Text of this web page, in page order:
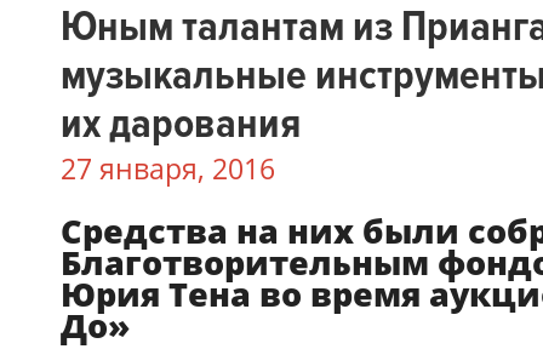
Юным талантам из
музыкальные
их дарования
27 января, 2016
Средства на них были
Благотворительным
Юрия Тена во время
До»